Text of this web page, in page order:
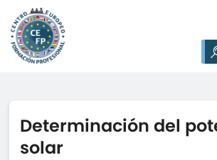
Determinación del
solar